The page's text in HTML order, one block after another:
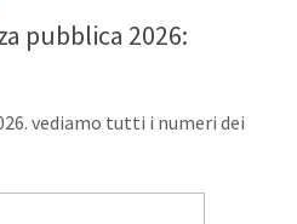
pubblica 2026:
vediamo tutti i numeri dei